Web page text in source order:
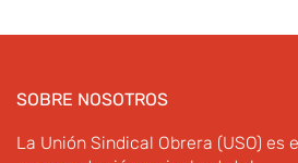
SOBRE NOSOTROS
La Unión Sindical Obrera (USO)